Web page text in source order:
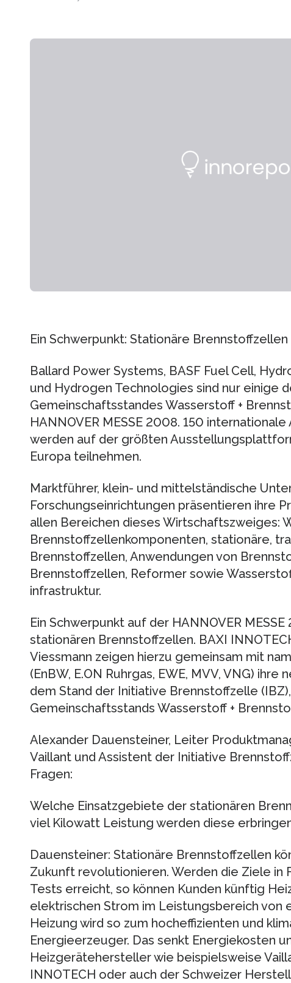
Ein Schwerpunkt: Stationäre Brennstoffzellen
Ballard Power Systems, BASF Fuel Cell,
und Hydrogen Technologies sind nur einige
Gemeinschaftsstandes Wasserstoff +
HANNOVER MESSE 2008. 150
werden auf der größten
Europa teilnehmen.
Marktführer, klein- und mittelständische
Forschungseinrichtungen präsentieren ihre
allen Bereichen dieses Wirtschaftszweiges:
Brennstoffzellenkomponenten, stationäre,
Brennstoffzellen, Anwendungen von
Brennstoffzellen, Reformer sowie
infrastruktur.
Ein Schwerpunkt auf der HANNOVER
stationären Brennstoffzellen. BAXI
Viessmann zeigen hierzu gemeinsam mit
(EnBW, E.ON Ruhrgas, EWE, MVV, VNG)
dem Stand der Initiative Brennstoffzelle
Gemeinschaftsstands Wasserstoff +
Alexander Dauensteiner, Leiter
Vaillant und Assistent der Initiative
Fragen:
Welche Einsatzgebiete der stationären
viel Kilowatt Leistung werden diese
Dauensteiner: Stationäre Brennstoffzellen
Zukunft revolutionieren. Werden die Ziele in
Tests erreicht, so können Kunden künftig
elektrischen Strom im Leistungsbereich von
Heizung wird so zum hocheffizienten und
Energieerzeuger. Das senkt Energiekosten
Heizgerätehersteller wie beispielsweise
INNOTECH oder auch der Schweizer